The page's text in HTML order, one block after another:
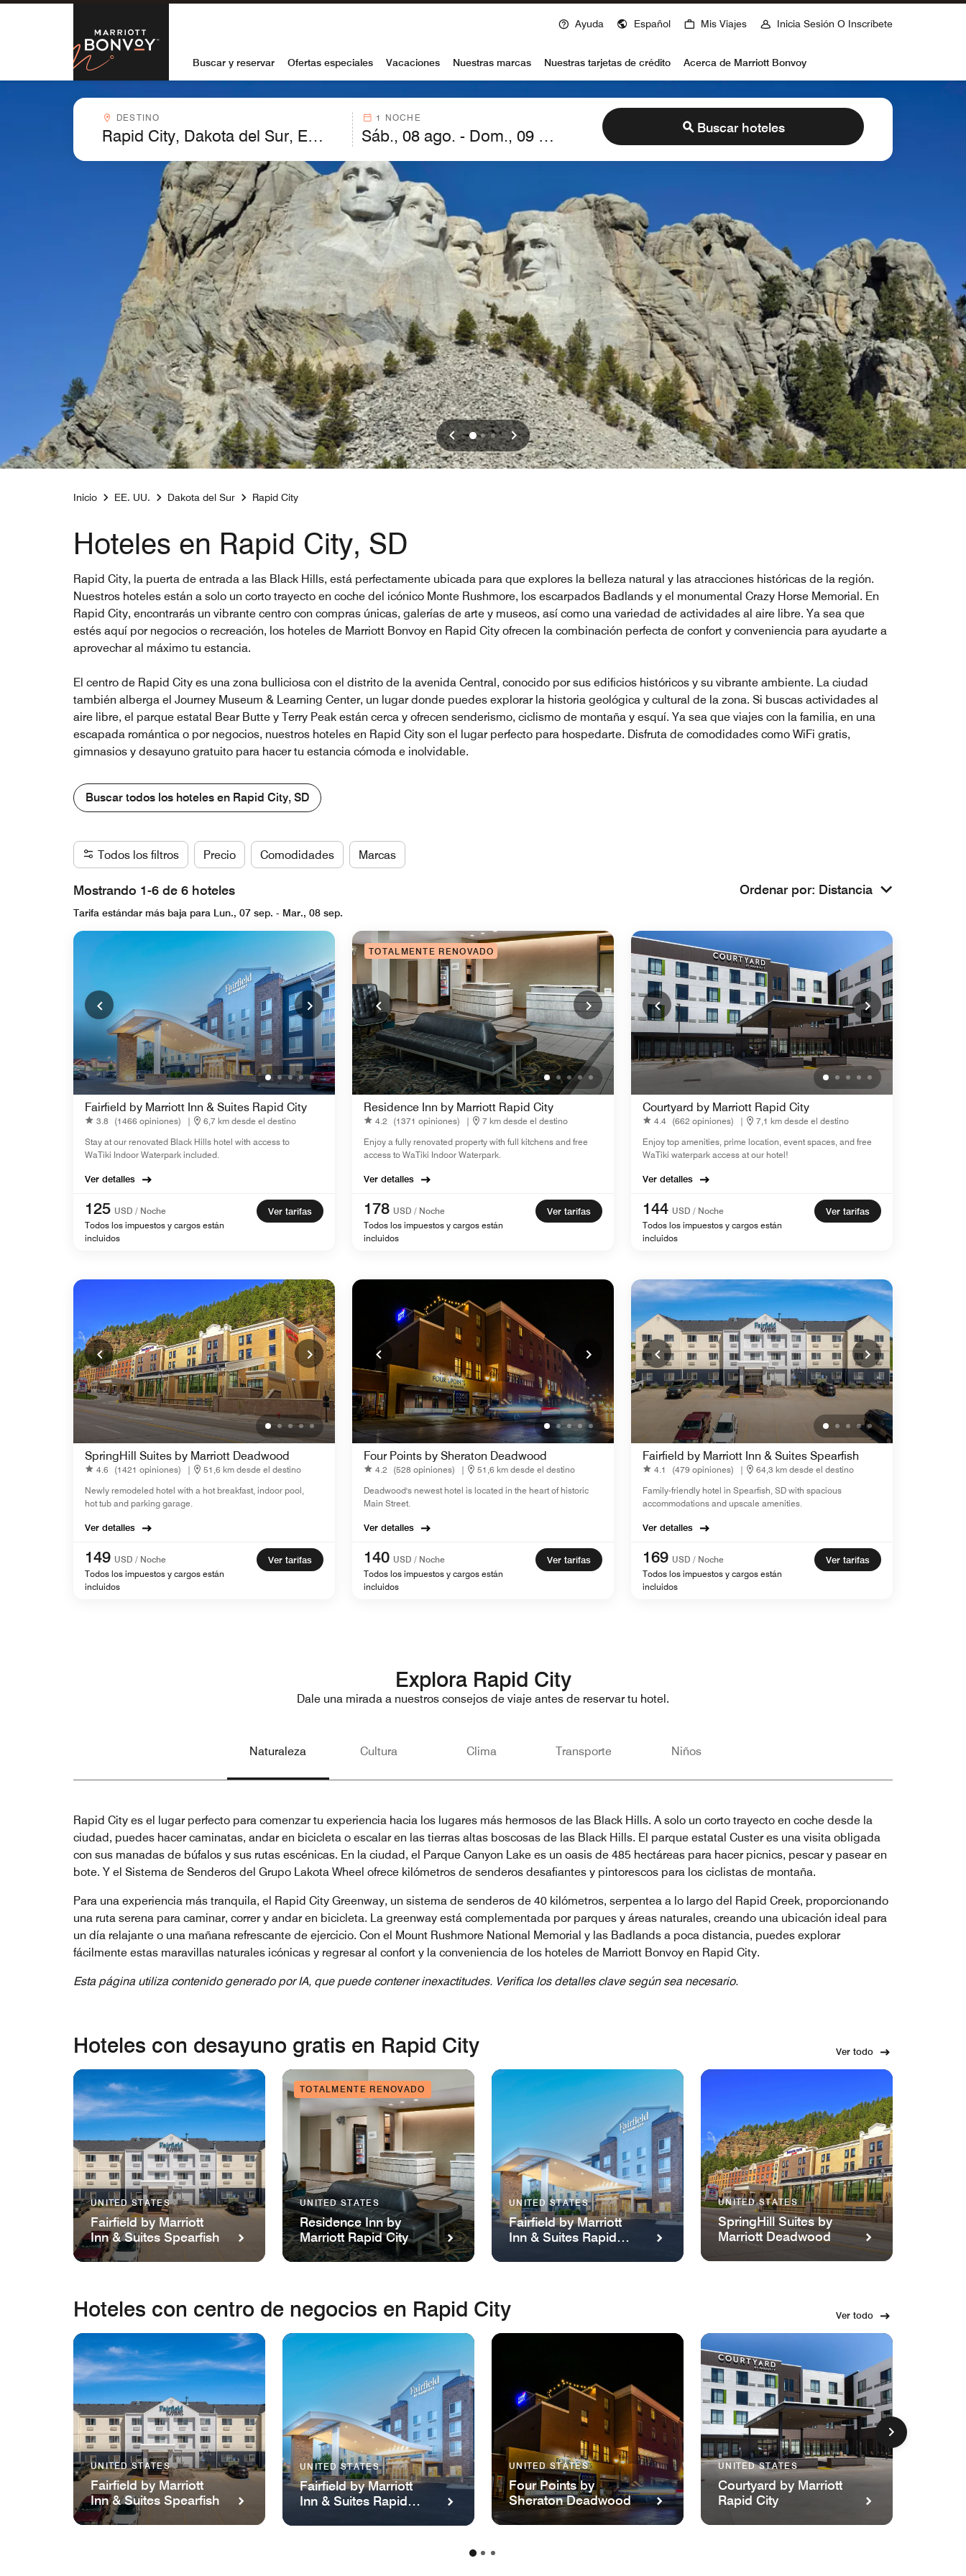
Skip to Content
Marriott Bonvoy
Ayuda Español Mis Viajes Inicia Sesión O Inscríbete
Buscar y reservar Ofertas especiales Vacaciones Nuestras marcas Nuestras tarjetas de crédito Acerca de Marriott Bonvoy
Destinocombobox
DESTINO 1 NOCHE
Buscar hoteles
Inicio EE. UU. Dakota del Sur Rapid City
Hoteles en Rapid City, SD
Rapid City, la puerta de entrada a las Black Hills, está perfectamente ubicada para que explores la belleza natural y las atracciones históricas de la región.
Nuestros hoteles están a solo un corto trayecto en coche del icónico Monte Rushmore, los escarpados Badlands y el monumental Crazy Horse Memorial. En
Rapid City, encontrarás un vibrante centro con compras únicas, galerías de arte y museos, así como una variedad de actividades al aire libre. Ya sea que
estés aquí por negocios o recreación, los hoteles de Marriott Bonvoy en Rapid City ofrecen la combinación perfecta de confort y conveniencia para ayudarte a
aprovechar al máximo tu estancia.
El centro de Rapid City es una zona bulliciosa con el distrito de la avenida Central, conocido por sus edificios históricos y su vibrante ambiente. La ciudad
también alberga el Journey Museum & Learning Center, un lugar donde puedes explorar la historia geológica y cultural de la zona. Si buscas actividades al
aire libre, el parque estatal Bear Butte y Terry Peak están cerca y ofrecen senderismo, ciclismo de montaña y esquí. Ya sea que viajes con la familia, en una
escapada romántica o por negocios, nuestros hoteles en Rapid City son el lugar perfecto para hospedarte. Disfruta de comodidades como WiFi gratis,
gimnasios y desayuno gratuito para hacer tu estancia cómoda e inolvidable.
Buscar todos los hoteles en Rapid City, SD
Todos los filtros Precio Comodidades Marcas
Mostrando 1-6 de 6 hoteles Ordenar por: Distancia
Tarifa estándar más baja para Lun., 07 sep. - Mar., 08 sep.
Fairfield by Marriott Inn & Suites Rapid City
3.8 (1466 opiniones) |
6,7 km desde el destino
Stay at our renovated Black Hills hotel with access to
WaTiki Indoor Waterpark included.
Ver detalles
125 USD / Noche
Todos los impuestos y cargos están
incluidos
Ver tarifas
TOTALMENTE RENOVADO
Residence Inn by Marriott Rapid City
4.2 (1371 opiniones) |
7 km desde el destino
Enjoy a fully renovated property with full kitchens and free
access to WaTiki Indoor Waterpark.
Ver detalles
178 USD / Noche
Todos los impuestos y cargos están
incluidos
Ver tarifas
Courtyard by Marriott Rapid City
4.4 (662 opiniones) |
7,1 km desde el destino
Enjoy top amenities, prime location, event spaces, and free
WaTiki waterpark access at our hotel!
Ver detalles
144 USD / Noche
Todos los impuestos y cargos están
incluidos
Ver tarifas
SpringHill Suites by Marriott Deadwood
4.6 (1421 opiniones) |
51,6 km desde el destino
Newly remodeled hotel with a hot breakfast, indoor pool,
hot tub and parking garage.
Ver detalles
149 USD / Noche
Todos los impuestos y cargos están
incluidos
Ver tarifas
Four Points by Sheraton Deadwood
4.2 (528 opiniones) |
51,6 km desde el destino
Deadwood's newest hotel is located in the heart of historic
Main Street.
Ver detalles
140 USD / Noche
Todos los impuestos y cargos están
incluidos
Ver tarifas
Fairfield by Marriott Inn & Suites Spearfish
4.1 (479 opiniones) |
64,3 km desde el destino
Family-friendly hotel in Spearfish, SD with spacious
accommodations and upscale amenities.
Ver detalles
169 USD / Noche
Todos los impuestos y cargos están
incluidos
Ver tarifas
Explora Rapid City
Dale una mirada a nuestros consejos de viaje antes de reservar tu hotel.
Naturaleza Cultura Clima Transporte Niños
Rapid City es el lugar perfecto para comenzar tu experiencia hacia los lugares más hermosos de las Black Hills. A solo un corto trayecto en coche desde la
ciudad, puedes hacer caminatas, andar en bicicleta o escalar en las tierras altas boscosas de las Black Hills. El parque estatal Custer es una visita obligada
con sus manadas de búfalos y sus rutas escénicas. En la ciudad, el Parque Canyon Lake es un oasis de 485 hectáreas para hacer picnics, pescar y pasear en
bote. Y el Sistema de Senderos del Grupo Lakota Wheel ofrece kilómetros de senderos desafiantes y pintorescos para los ciclistas de montaña.
Para una experiencia más tranquila, el Rapid City Greenway, un sistema de senderos de 40 kilómetros, serpentea a lo largo del Rapid Creek, proporcionando
una ruta serena para caminar, correr y andar en bicicleta. La greenway está complementada por parques y áreas naturales, creando una ubicación ideal para
un día relajante o una mañana refrescante de ejercicio. Con el Mount Rushmore National Memorial y las Badlands a poca distancia, puedes explorar
fácilmente estas maravillas naturales icónicas y regresar al confort y la conveniencia de los hoteles de Marriott Bonvoy en Rapid City.
Esta página utiliza contenido generado por IA, que puede contener inexactitudes. Verifica los detalles clave según sea necesario.
Hoteles con desayuno gratis en Rapid City Ver todo
UNITED STATES
Fairfield by Marriott
Inn & Suites Spearfish
TOTALMENTE RENOVADO
UNITED STATES
Residence Inn by
Marriott Rapid City
UNITED STATES
Fairfield by Marriott
Inn & Suites Rapid
UNITED STATES
SpringHill Suites by
Marriott Deadwood
Hoteles con centro de negocios en Rapid City Ver todo
UNITED STATES
Fairfield by Marriott
Inn & Suites Spearfish
UNITED STATES
Fairfield by Marriott
Inn & Suites Rapid
UNITED STATES
Four Points by
Sheraton Deadwood
UNITED STATES
Courtyard by Marriott
Rapid City